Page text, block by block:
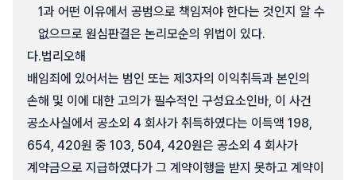
1과 어떤 이유에서 공범으로 책임져야 한다는 것인지 알 수
없으므로 원심판결은 논리모순의 위법이 있다.
다.법리오해
배임죄에 있어서는 범인 또는 제3자의 이익취득과 본인의
손해 및 이에 대한 고의가 필수적인 구성요소인바, 이 사건
공소사실에서 공소외 4 회사가 취득하였다는 이득액 198,
654, 420원 중 103, 504, 420원은 공소외 4 회사가
계약금으로 지급하였다가 그 계약이행을 받지 못하고 계약이